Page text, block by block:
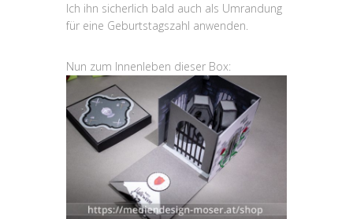
Ich ihn sicherlich bald auch als Umrandung
für eine Geburtstagszahl anwenden.
Nun zum Innenleben dieser Box: